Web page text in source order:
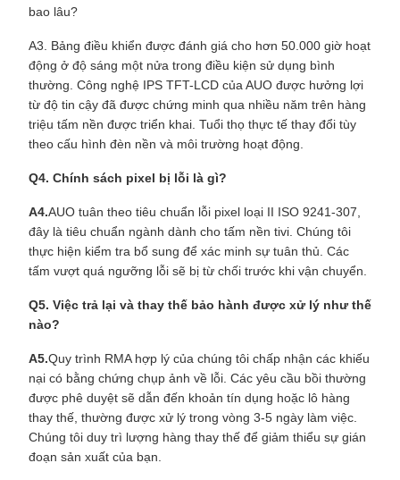
bao lâu?
A3. Bảng điều khiển được đánh giá cho hơn 50.000 giờ hoạt
động ở độ sáng một nửa trong điều kiện sử dụng bình
thường. Công nghệ IPS TFT-LCD của AUO được hưởng lợi
từ độ tin cậy đã được chứng minh qua nhiều năm trên hàng
triệu tấm nền được triển khai. Tuổi thọ thực tế thay đổi tùy
theo cấu hình đèn nền và môi trường hoạt động.
Q4. Chính sách pixel bị lỗi là gì?
A4.AUO tuân theo tiêu chuẩn lỗi pixel loại II ISO 9241-307,
đây là tiêu chuẩn ngành dành cho tấm nền tivi. Chúng tôi
thực hiện kiểm tra bổ sung để xác minh sự tuân thủ. Các
tấm vượt quá ngưỡng lỗi sẽ bị từ chối trước khi vận chuyển.
Q5. Việc trả lại và thay thế bảo hành được xử lý như thế
nào?
A5.Quy trình RMA hợp lý của chúng tôi chấp nhận các khiếu
nại có bằng chứng chụp ảnh về lỗi. Các yêu cầu bồi thường
được phê duyệt sẽ dẫn đến khoản tín dụng hoặc lô hàng
thay thế, thường được xử lý trong vòng 3-5 ngày làm việc.
Chúng tôi duy trì lượng hàng thay thế để giảm thiểu sự gián
đoạn sản xuất của bạn.